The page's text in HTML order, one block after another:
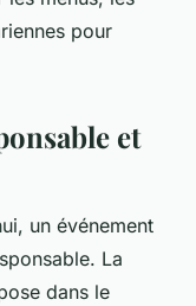
pour
et
un événement
La
dans le